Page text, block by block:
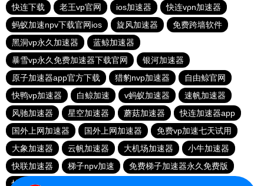
快连下载
老王vp官网 ios加速器
快连vρn加速器
蚂蚁加速npv下载官网ios
旋风加速器
免费跨墙软件
黑洞vp永久加速器
蓝鲸加速器
暴雪vp永久免费加速器下载官网
银河加速器
原子加速器app官方下载
猎豹nvp加速器
自由鲸官网
快鸭vp加速器
白鲸加速 v蚂蚁加速器
速帆加速器
风驰加速器
星空加速器 蘑菇加速器
快连加速器app
国外上网加速器
国外上网加速器
免费vp加速七天试用
大象加速器
云帆加速器 大机场加速器
小牛加速器
快联加速器
梯子npv加速
免费梯子加速器永久免费版
快连加速器app